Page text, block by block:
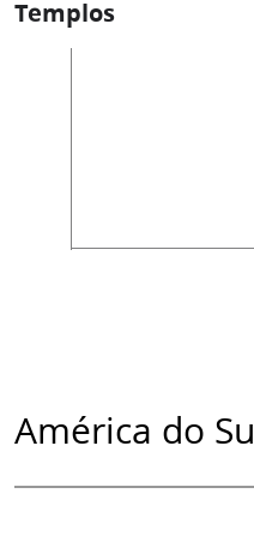
Templos
América do